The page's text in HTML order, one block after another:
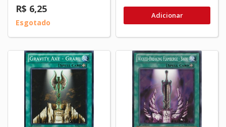
R$ 6,25
Esgotado
Adicionar